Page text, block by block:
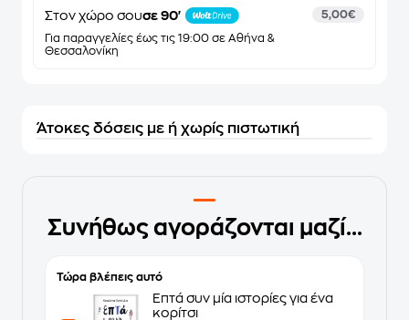
Στον χώρο σουσε 90'
Για παραγγελίες έως τις 19:00 σε Αθήνα &
Θεσσαλονίκη
5,00€
Άτοκες δόσεις με ή χωρίς πιστωτική
Συνήθως αγοράζονται μαζί...
Τώρα βλέπεις αυτό
Επτά συν μία ιστορίες για ένα
κορίτσι